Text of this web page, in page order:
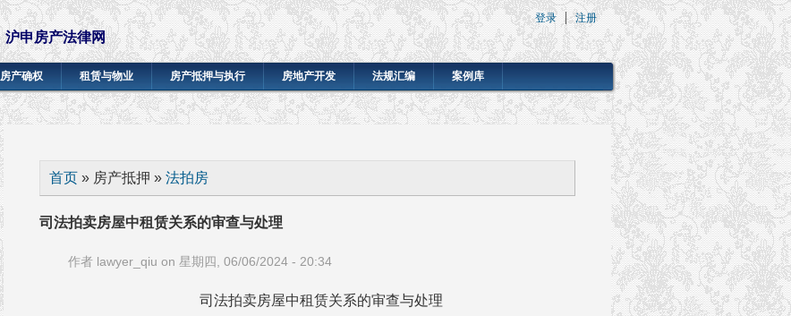
沪申房产法律网
登录 注册
房产确权 租赁与物业 房产抵押与执行 房地产开发 法规汇编 案例库
你在这里
首页 » 房产抵押 » 法拍房
司法拍卖房屋中租赁关系的审查与处理
作者 lawyer_qiu on 星期四, 06/06/2024 - 20:34
司法拍卖房屋中租赁关系的审查与处理